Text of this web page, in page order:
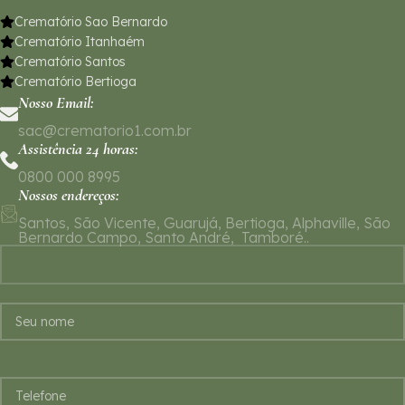
Crematório Sao Bernardo
Crematório Itanhaém
Crematório Santos
Crematório Bertioga
Nosso Email:
sac@crematorio1.com.br
Assistência 24 horas:
0800 000 8995
Nossos endereços:
Santos, São Vicente, Guarujá, Bertioga, Alphaville, São
Bernardo Campo, Santo André, Tamboré..